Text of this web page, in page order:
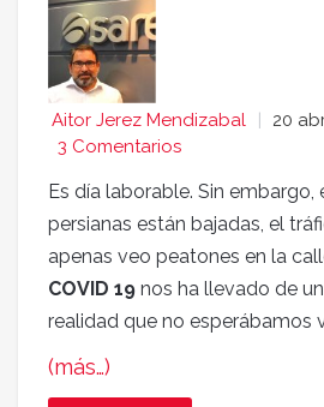
Aitor Jerez Mendizabal 20
3 Comentarios
Es día laborable. Sin embargo,
persianas están bajadas, el
apenas veo peatones en la
COVID 19 nos ha llevado de
realidad que no esperábamos
(más…)